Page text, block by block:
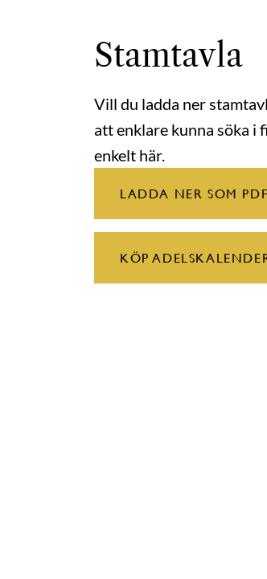
Stamtavla
Vill du ladda ner
att enklare kunna söka i
enkelt här.
LADDA NER SOM PDF
KÖP